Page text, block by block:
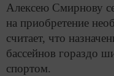
Алексею Смирнову
на приобретение
считает, что
бассейнов гораздо
спортом.